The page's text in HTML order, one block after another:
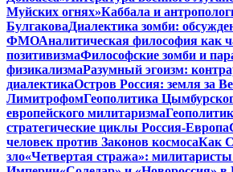
Муйских огнях»Каббала и
БулгаковаДиалектика зомби:
ФМОАналитическая философия как
позитивизмаФилософские зомби и
физикализмаРазумный эгоизм:
диалектикаОстров Россия: земля за
ЛимитрофомГеополитика
европейского милитаризма
стратегические циклы Россия-Европа
человек против Законов космосаКак
зло«Четвертая стража»: